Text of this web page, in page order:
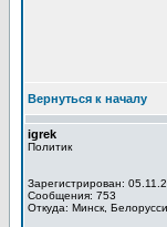
Вернуться к началу
igrek
Политик
Зарегистрирован:
Сообщения: 753
Откуда: Минск,